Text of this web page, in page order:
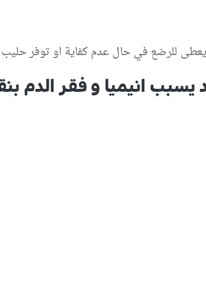
يعطى للرضع في حال عدم كفاية او توفر حليب
يسبب انيميا و فقر الدم